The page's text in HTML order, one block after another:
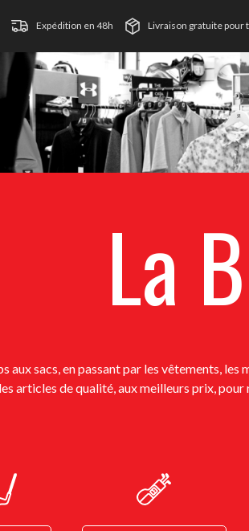
Expédition en 48h Livraison gratuite pour
La
aux sacs, en passant par les vêtements,
articles de qualité, aux meilleurs prix,